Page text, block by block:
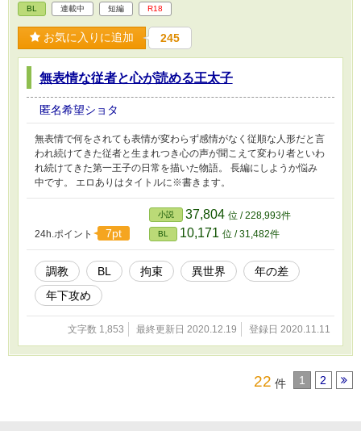
BL 連載中 短編 R18
お気に入りに追加 245
無表情な従者と心が読める王太子
匿名希望ショタ
無表情で何をされても表情が変わらず感情がなく従順な人形だと言
われ続けてきた従者と生まれつき心の声が聞こえて変わり者といわ
れ続けてきた第一王子の日常を描いた物語。 長編にしようか悩み
中です。 エロありはタイトルに※書きます。
24h.ポイント 7pt
小説 37,804 位 / 228,993件
BL 10,171 位 / 31,482件
調教 BL 拘束 異世界
年の差
年下攻め
文字数 1,853 最終更新日 2020.12.19 登録日 2020.11.11
22 件 1 2